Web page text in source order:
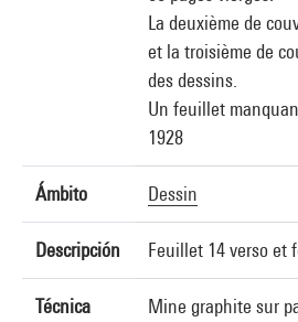
La deuxième de
et la troisième de
des dessins.
Un feuillet
1928
Ámbito Dessin
Descripción Feuillet 14 verso et
Técnica Mine graphite sur